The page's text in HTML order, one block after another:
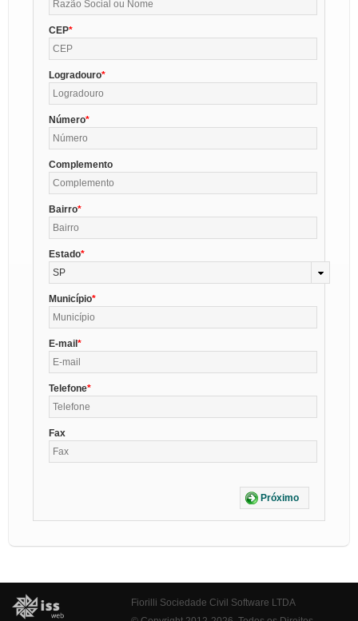
CEP
Logradouro
Número
Complemento
Bairro
Estado
SP
Município
E-mail
Telefone
Fax
Próximo
Fiorilli Sociedade Civil Software LTDA